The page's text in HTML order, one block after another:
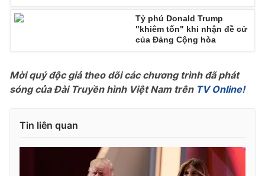
Theo dõi báo trên
Cơ quan báo chí:Thời báo VTV
Giấy phép hoạt động báo in và báo điện tử số 483/GP-BTTTT
Tổng Biên tập:
Nguyễn Trọng Ninh
024.38 355 931 - 024.38 355 932
Tỷ phú Donald Trump
"khiêm tốn" khi nhận đề cử
của Đảng Cộng hòa
Mời quý độc giả theo dõi các chương trình đã phát
sóng của Đài Truyền hình Việt Nam trên TV Online!
Tin liên quan